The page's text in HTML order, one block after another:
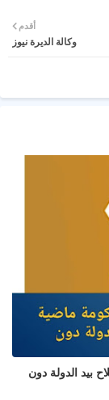
أقدم
وكالة الديرة نيوز
بيد الدولة دون